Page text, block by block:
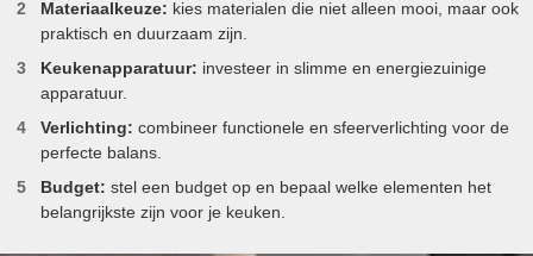
Materiaalkeuze: kies materialen die niet alleen mooi, maar ook
praktisch en duurzaam zijn.
Keukenapparatuur: investeer in slimme en energiezuinige
apparatuur.
Verlichting: combineer functionele en sfeerverlichting voor de
perfecte balans.
Budget: stel een budget op en bepaal welke elementen het
belangrijkste zijn voor je keuken.